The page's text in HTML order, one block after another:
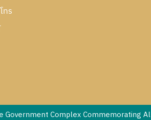
ทร
Complex Commemorating